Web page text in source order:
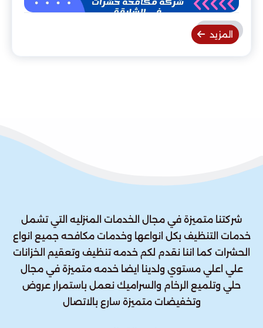
المزيد
شركتنا متميزة في مجال الخدمات المنزليه التي تشمل
خدمات التنظيف بكل انواعها وخدمات مكافحه جميع انواع
الحشرات كما اننا نقدم لكم خدمه تنظيف وتعقيم الخزانات
علي اعلي مستوي ولدينا ايضا خدمه متميزة في مجال
حلي وتلميع الرخام والسراميك نعمل باستمرار عروض
وتخفيضات متميزة سارع بالاتصال